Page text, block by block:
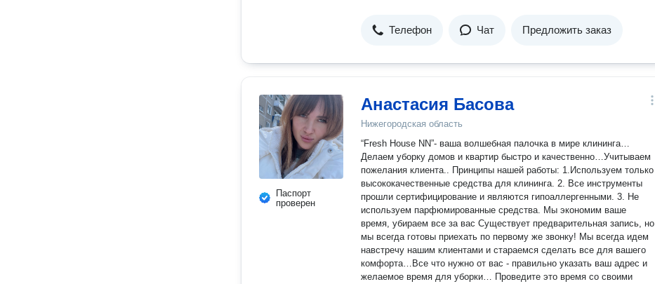
Телефон Чат Предложить заказ
Паспорт
проверен
Анастасия Басова
Нижегородская область
“Fresh House NN”- ваша волшебная палочка в мире клининга…
Делаем уборку домов и квартир быстро и качественно…Учитываем
пожелания клиента.. Принципы нашей работы: 1.Используем только
высококачественные средства для клининга. 2. Все инструменты
прошли сертифицирование и являются гипоаллергенными. 3. Не
используем парфюмированные средства. Мы экономим ваше
время, убираем все за вас Существует предварительная запись, но
мы всегда готовы приехать по первому же звонку! Мы всегда идем
навстречу нашим клиентами и стараемся сделать все для вашего
комфорта…Все что нужно от вас - правильно указать ваш адрес и
желаемое время для уборки… Проведите это время со своими